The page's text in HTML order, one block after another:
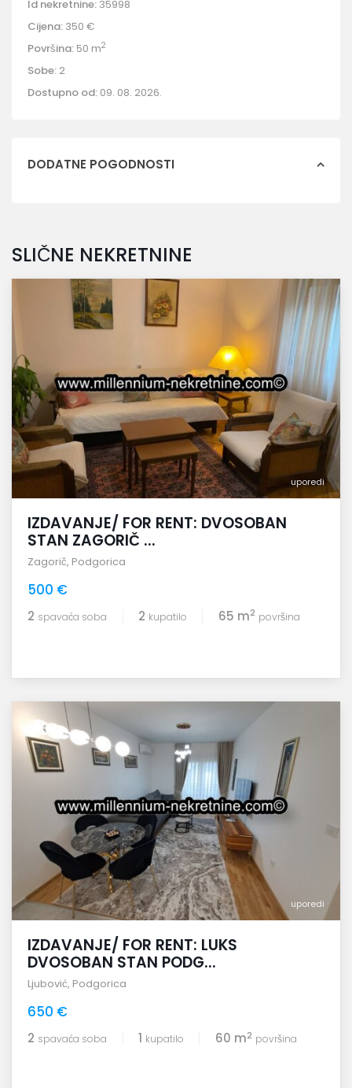
Id nekretnine: 35998
Cijena: 350 €
Površina: 50 m2
Sobe: 2
Dostupno od: 09. 08. 2026.
DODATNE POGODNOSTI
SLIČNE NEKRETNINE
uporedi
IZDAVANJE/ FOR RENT: DVOSOBAN
STAN ZAGORIČ ...
Zagorič, Podgorica
500 €
2 spavaća soba 2 kupatilo 65 m2 površina
uporedi
IZDAVANJE/ FOR RENT: LUKS
DVOSOBAN STAN PODG...
Ljubović, Podgorica
650 €
2 spavaća soba 1 kupatilo 60 m2 površina